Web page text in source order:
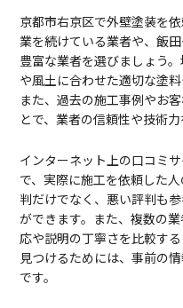
京都市右京区で外壁塗装を
業を続けている業者や、飯
豊富な業者を選びましょう
や風土に合わせた適切な塗
また、過去の施工事例やお
とで、業者の信頼性や技術
インターネット上の口コミ
で、実際に施工を依頼した
判だけでなく、悪い評判も
ができます。また、複数の
応や説明の丁寧さを比較す
見つけるためには、事前の
です。